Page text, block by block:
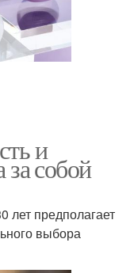
и
за собой
лет предполагает
выбора